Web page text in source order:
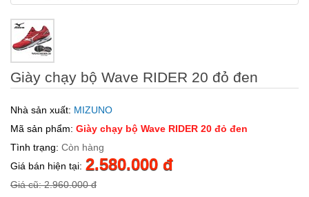
Giày chạy bộ Wave RIDER 20 đỏ đen
Nhà sản xuất: MIZUNO
Mã sản phẩm: Giày chạy bộ Wave RIDER 20 đỏ đen
Tình trạng: Còn hàng
Giá bán hiện tại: 2.580.000 đ
Giá cũ: 2.960.000 đ